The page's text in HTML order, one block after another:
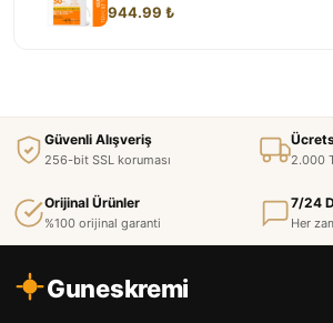
944.99 ₺
Güvenli Alışveriş
256-bit SSL koruması 2.000
Orijinal Ürünler
%100 orijinal garanti
7/24
Her
Guneskremi